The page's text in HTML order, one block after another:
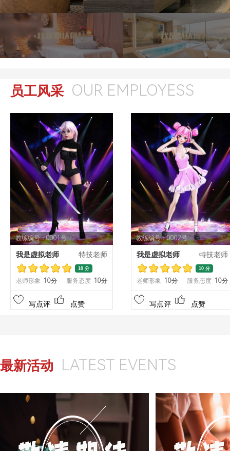
员工风采 OUR EMPLOYESS
教练编号：0001号
我是虚拟老师 特技老师
10 分
老师形象 10分 服务态度 10分
写点评 点赞
教练编号：0002号
我是虚拟老师 特技老师
10 分
老师形象 10分 服务态度 10分
写点评 点赞
最新活动 LATEST EVENTS